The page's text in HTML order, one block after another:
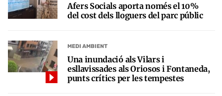
Afers Socials aporta només el 10%
del cost dels lloguers del parc públic
MEDI AMBIENT
Una inundació als Vilars i
esllavissades als Oriosos i Fontaneda,
punts crítics per les tempestes